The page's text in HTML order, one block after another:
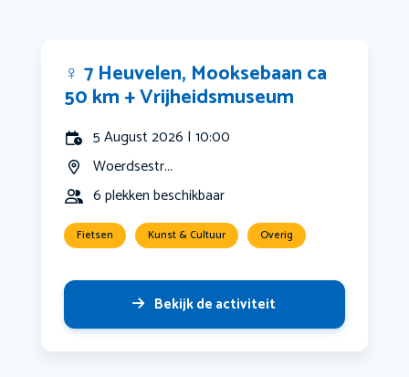
‍♀️ 7 Heuvelen, Mooksebaan ca
50 km + Vrijheidsmuseum
5 August 2026 | 10:00
Woerdsestr...
6 plekken beschikbaar
Fietsen Kunst & Cultuur Overig
Bekijk de activiteit